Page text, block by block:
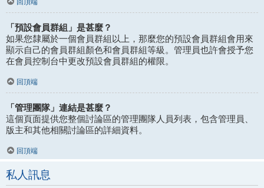
回頂端
「預設會員群組」是甚麼？
如果您隸屬於一個會員群組以上，那麼您的預設會員群組會用來
顯示自己的會員群組顏色和會員群組等級。管理員也許會授予您
在會員控制台中更改預設會員群組的權限。
回頂端
「管理團隊」連結是甚麼？
這個頁面提供您整個討論區的管理團隊人員列表，包含管理員、
版主和其他相關討論區的詳細資料。
回頂端
私人訊息